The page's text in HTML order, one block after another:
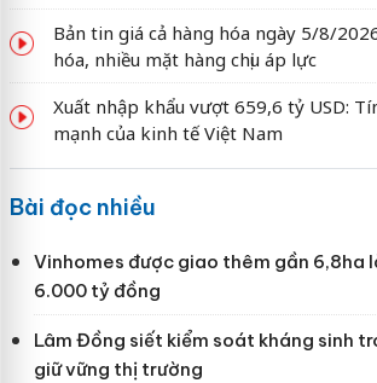
Bản tin giá cả hàng hóa ngày 5/8/
hóa, nhiều mặt hàng chịu áp lực
Xuất nhập khẩu vượt 659,6 tỷ USD:
mạnh của kinh tế Việt Nam
Bài đọc nhiều
Vinhomes được giao thêm gần 6,8ha
6.000 tỷ đồng
Lâm Đồng siết kiểm soát kháng sinh
giữ vững thị trường